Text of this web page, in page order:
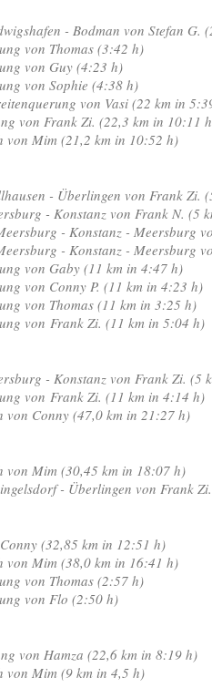
- Bodman von Stefan G.
von Thomas (3:42 h)
von Guy (4:23 h)
von Sophie (4:38 h)
von Vasi (22 km in
von Frank Zi. (22,3 km in 10:11
von Mim (21,2 km in 10:52 h)
- Überlingen von Frank Zi.
- Konstanz von Frank N. (5
- Konstanz - Meersburg
- Konstanz - Meersburg
von Gaby (11 km in 4:47 h)
von Conny P. (11 km in 4:23 h)
von Thomas (11 km in 3:25 h)
von Frank Zi. (11 km in 5:04 h)
- Konstanz von Frank Zi. (5
von Frank Zi. (11 km in 4:14 h)
von Conny (47,0 km in 21:27 h)
von Mim (30,45 km in 18:07 h)
- Überlingen von Frank
(32,85 km in 12:51 h)
von Mim (38,0 km in 16:41 h)
von Thomas (2:57 h)
von Flo (2:50 h)
von Hamza (22,6 km in 8:19 h)
von Mim (9 km in 4,5 h)